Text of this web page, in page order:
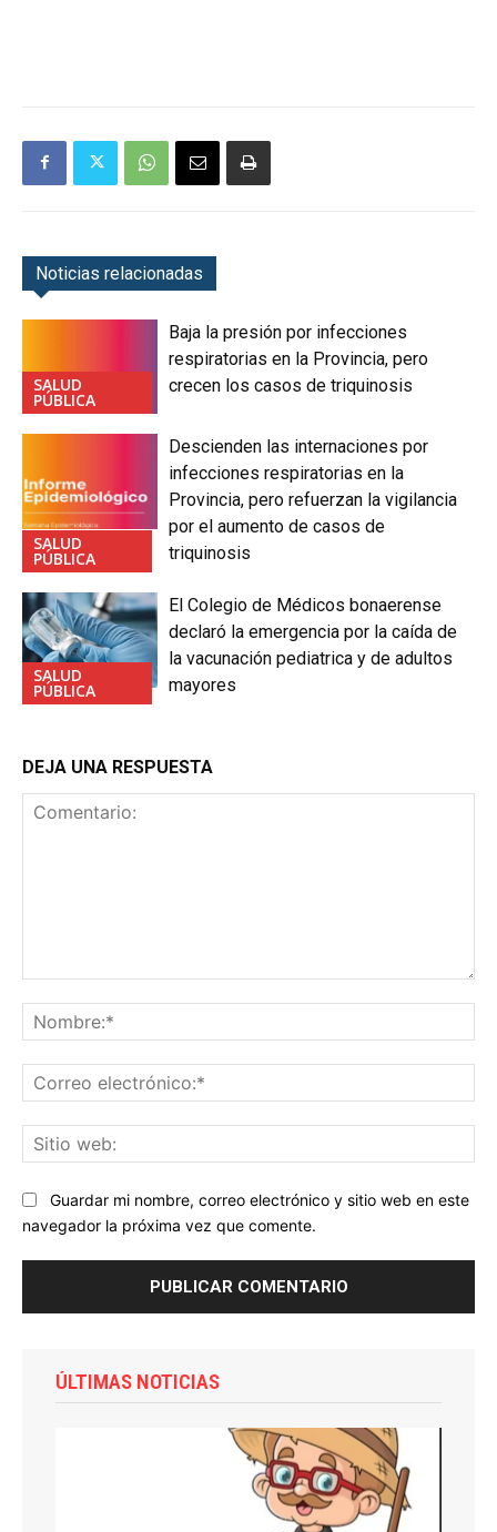
Noticias relacionadas
SALUD
PÚBLICA
Baja la presión por infecciones
respiratorias en la Provincia, pero
crecen los casos de triquinosis
SALUD
PÚBLICA
Descienden las internaciones por
infecciones respiratorias en la
Provincia, pero refuerzan la vigilancia
por el aumento de casos de
triquinosis
SALUD
PÚBLICA
El Colegio de Médicos bonaerense
declaró la emergencia por la caída de
la vacunación pediatrica y de adultos
mayores
DEJA UNA RESPUESTA
Guardar mi nombre, correo electrónico y sitio web en este
navegador la próxima vez que comente.
ÚLTIMAS NOTICIAS